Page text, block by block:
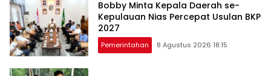
Bobby Minta Kepala Daerah se-
Kepulauan Nias Percepat Usulan BKP
2027
Pemerintahan 8 Agustus 2026 18:15